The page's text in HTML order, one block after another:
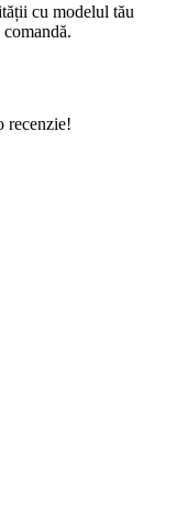
cu modelul tău
recenzie!